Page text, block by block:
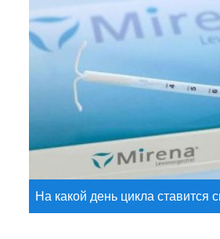
На какой день цикла ставится